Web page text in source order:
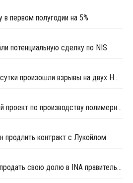
в первом полугодии на 5%
потенциальную сделку по NIS
В Венгрии и Румынии за сутки произошли взрывы на двух НПЗ с российской нефтью
MOL завершила пилотный проект по производству полимерных материалов из циклического сырья в Венгрии
продлить контракт с Лукойлом
Венгерский MOL готова продать свою долю в INA правительству Хорватии